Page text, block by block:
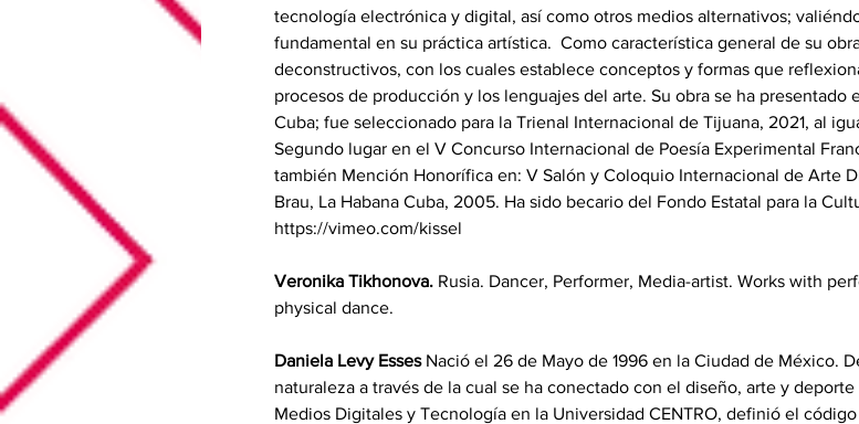
tecnología electrónica y digital, así como otros medios alternativos;
fundamental en su práctica artística.  Como característica general de su
deconstructivos, con los cuales establece conceptos y formas que
procesos de producción y los lenguajes del arte. Su obra se ha presentado
Cuba; fue seleccionado para la Trienal Internacional de Tijuana, 2021, al
Segundo lugar en el V Concurso Internacional de Poesía Experimental
también Mención Honorífica en: V Salón y Coloquio Internacional de Arte
Brau, La Habana Cuba, 2005. Ha sido becario del Fondo Estatal para la
https://vimeo.com/kissel
Veronika Tikhonova. Rusia. Dancer, Performer, Media-artist. Works with
physical dance.
Daniela Levy Esses Nació el 26 de Mayo de 1996 en la Ciudad de México.
naturaleza a través de la cual se ha conectado con el diseño, arte y
Medios Digitales y Tecnología en la Universidad CENTRO, definió el